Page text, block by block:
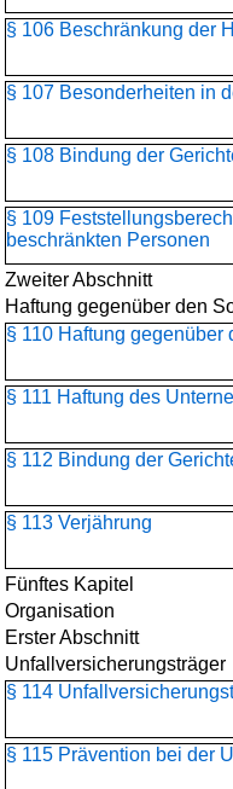
§ 106 Beschränkung der
§ 107 Besonderheiten in
§ 108 Bindung der
§ 109
beschränkten Personen
Zweiter Abschnitt
Haftung gegenüber den
§ 110 Haftung
§ 111 Haftung des
§ 112 Bindung der
§ 113 Verjährung
Fünftes Kapitel
Organisation
Erster Abschnitt
Unfallversicherungsträger
§ 114
§ 115 Prävention bei der